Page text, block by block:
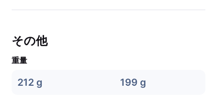
その他
重量
212 g 199 g